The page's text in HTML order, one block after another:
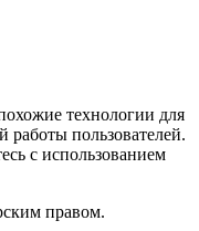
технологии для
работы пользователей.
с использованием
правом.